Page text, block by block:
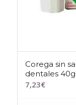
Corega sin
dentales 40g
7,23€